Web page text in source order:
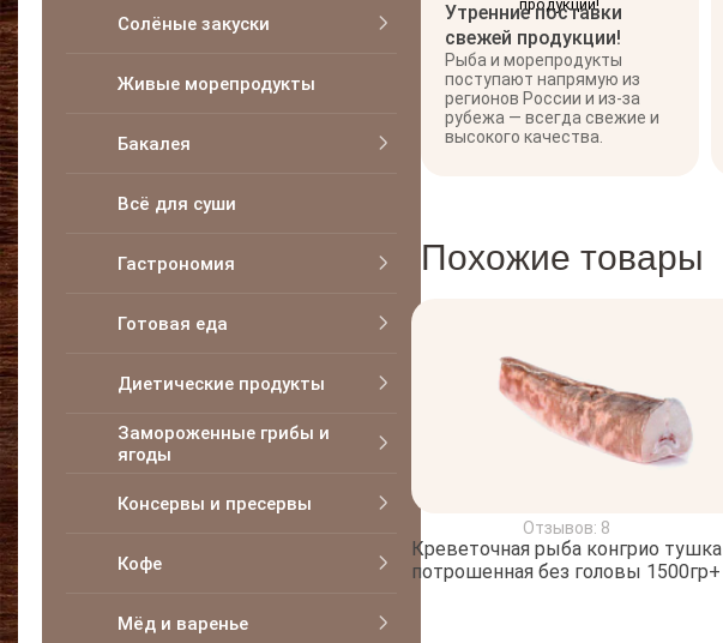
Солёные закуски
Живые морепродукты
Бакалея
Всё для суши
Гастрономия
Готовая еда
Диетические продукты
Замороженные грибы и
ягоды
Консервы и пресервы
Кофе
Мёд и варенье
Утренние поставки
свежей продукции!
Рыба и морепродукты
поступают напрямую из
регионов России и из-за
рубежа — всегда свежие и
высокого качества.
Похожие товары
Отзывов: 8
Креветочная рыба конгрио тушка
потрошенная без головы 1500гр+